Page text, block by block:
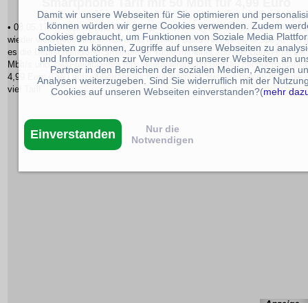
• 08.05.17 Auch im Monat Mai gibt es beimHandydiscounter
wieder viele neue Aktionstarife mit reichlich Datenvolumen und Speed. So
es die DeutschlandSIM Smartphone Tarife mit einer 750 MB Daten-Flat bei
Mbit/s und 250 Freieinheiten fürs Telefonieren und Simsen bei nur
4,99 Euro. Die Laufzeit beträgt auch nur 1 Monat. Bislang gab es noch nie
viel Tarif
Damit wir unsere Webseiten für Sie optimieren und
können würden wir gerne Cookies verwenden. Zudem
Cookies gebraucht, um Funktionen von Soziale Media
anbieten zu können, Zugriffe auf unsere Webseiten zu
und Informationen zur Verwendung unserer Webseiten an
Partner in den Bereichen der sozialen Medien, Anzeigen
Analysen weiterzugeben. Sind Sie widerruflich mit der
Cookies auf unseren Webseiten einverstanden?(mehr
Einverstanden
Nur die
Notwendigen